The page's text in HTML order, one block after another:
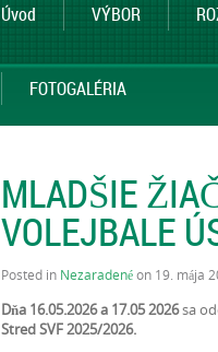
Úvod VÝBOR
FOTOGALÉRIA
MLADŠIE
VOLEJBALE
Posted in Nezaradenéon 19. mája
Dňa 16.05.2026 a 17.05 2026sa
Stred SVF 2025/2026.